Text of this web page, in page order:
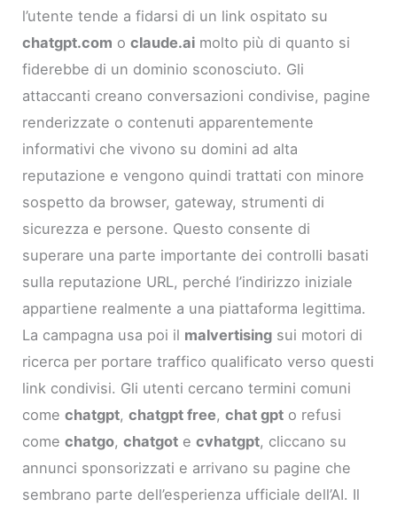
l’utente tende a fidarsi di un link ospitato su
chatgpt.com oclaude.ai molto più di quanto si
fiderebbe di un dominio sconosciuto. Gli
attaccanti creano conversazioni condivise, pagine
renderizzate o contenuti apparentemente
informativi che vivono su domini ad alta
reputazione e vengono quindi trattati con minore
sospetto da browser, gateway, strumenti di
sicurezza e persone. Questo consente di
superare una parte importante dei controlli basati
sulla reputazione URL, perché l’indirizzo iniziale
appartiene realmente a una piattaforma legittima.
La campagna usa poi il malvertising sui motori di
ricerca per portare traffico qualificato verso questi
link condivisi. Gli utenti cercano termini comuni
comechatgpt,chatgpt free,chat gpt o refusi
comechatgo,chatgot ecvhatgpt, cliccano su
annunci sponsorizzati e arrivano su pagine che
sembrano parte dell’esperienza ufficiale dell’AI. Il